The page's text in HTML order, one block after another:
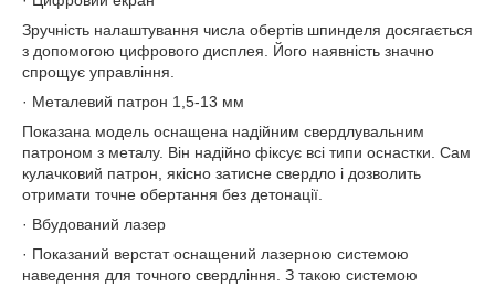
Зручність налаштування числа обертів шпинделя досягається
з допомогою цифрового дисплея. Його наявність значно
спрощує управління.
· Металевий патрон 1,5-13 мм
Показана модель оснащена надійним свердлувальним
патроном з металу. Він надійно фіксує всі типи оснастки. Сам
кулачковий патрон, якісно затисне свердло і дозволить
отримати точне обертання без детонації.
· Вбудований лазер
· Показаний верстат оснащений лазерною системою
наведення для точного свердління. З такою системою